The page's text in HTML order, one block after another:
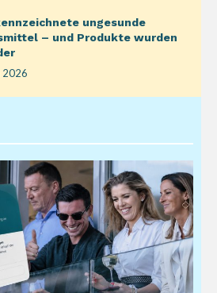
ungesunde
– und Produkte wurden
2026